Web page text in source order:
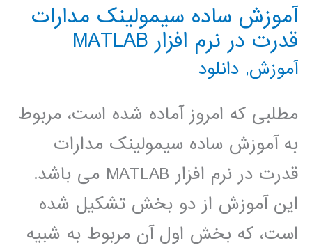
آموزش ساده سیمولینک مدارات
قدرت در نرم افزار MATLAB
آموزش, دانلود
مطلبی که امروز آماده شده است، مربوط
به آموزش ساده سیمولینک مدارات
قدرت در نرم افزار MATLAB می باشد.
این آموزش از دو بخش تشکیل شده
است، که بخش اول آن مربوط به شبیه